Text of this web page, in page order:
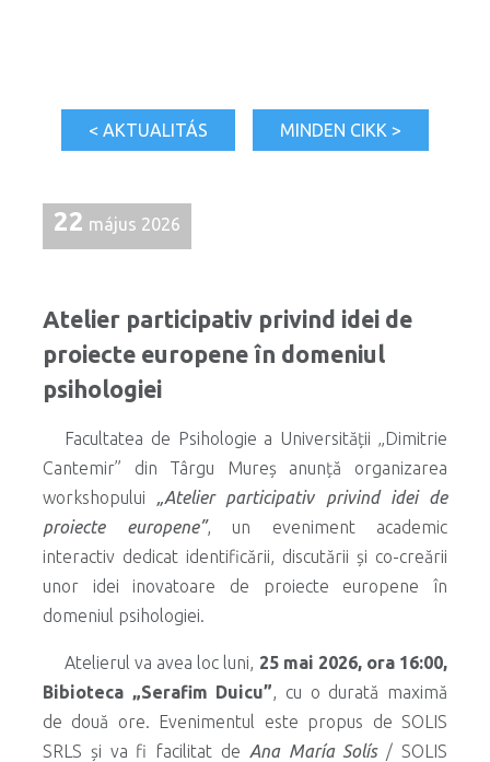
< AKTUALITÁS MINDEN CIKK >
22 május 2026
Atelier participativ privind idei de
proiecte europene în domeniul
psihologiei
Facultatea de Psihologie a Universității „Dimitrie
Cantemir” din Târgu Mureș anunță organizarea
workshopului „Atelier participativ privind idei de
proiecte europene”, un eveniment academic
interactiv dedicat identificării, discutării și co-creării
unor idei inovatoare de proiecte europene în
domeniul psihologiei.
Atelierul va avea loc luni, 25 mai 2026, ora 16:00,
Bibioteca „Serafim Duicu”, cu o durată maximă
de două ore. Evenimentul este propus de SOLIS
SRLS și va fi facilitat de Ana María Solís/ SOLIS